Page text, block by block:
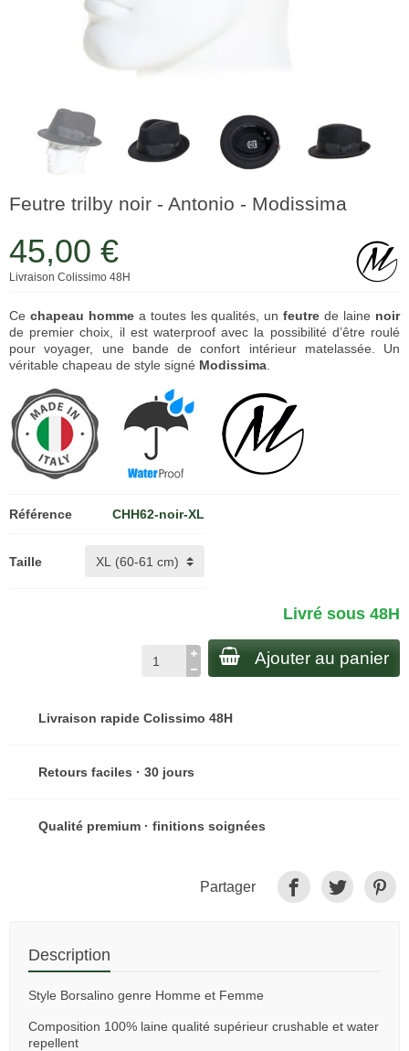
Feutre trilby noir - Antonio - Modissima
45,00 €
Livraison Colissimo 48H
Ce chapeau hommea toutes les qualités, unfeutre de laine noir
de premier choix, il est waterproof avec la possibilité d’être roulé
pour voyager, une bande de confort intérieur matelassée. Un
véritable chapeau de style signé Modissima
Référence CHH62-noir-XL
Taille
Livré sous 48H
Ajouter au panier
Livraison rapide Colissimo 48H
Retours faciles · 30 jours
Qualité premium · finitions soignées
Partager
Description
Style Borsalino genre Homme et Femme
Composition 100% laine qualité supérieur crushable et water
repellent